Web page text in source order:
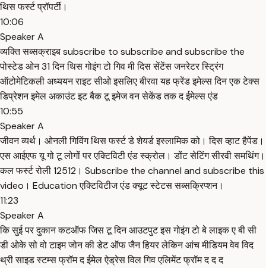
थिस फर्स्ट प्रॉपर्टी।
10:06
Speaker A
व्यक्ति सब्सक्राइब subscribe to subscribe and subscribe the
पोस्टेड ओन 31 दिन थिस गोइंग टो गिव मी दिस सेंटेंस जनरेटर स्ट्रिंग
ऑटोमेटिकली अध्ययन राइट सीओ इसलिए बीरवा यह फ्रेंड इमेल्स दिन एक टेक्स
डिप्रेशन इमेल अकाउंट इट बैक टू इमेज वन सेकेंड तक द ईमेल्स एंड
10:55
Speaker A
जीवन व्यर्थ। ओनली गिविंग थिस फर्स्ट डे शेयर्ड इस्लामिक को। दिस व्हाट हैपेंड।
एस आईएफ यू गो टू लोगों पर एक्टिविटी एंड स्क्रोल। डोंट सेटिंग सीरवी समथिंग।
कल फर्स्ट रोली 12512। Subscribe the channel and subscribe this
video। Education एक्टिविटीज एंड क्यूट स्टेटस सब्सक्रिप्शन।
11:23
Speaker A
कि सुई पर दुकान कटऑफ जिस टू दिन आउटपुट इस गोइंग टो बे लाइक ए बी सी
डी ओके सो वो टाइम जोन की डेट ऑफ जैन हियर लेकिन आंच मीडियम वेव विद
थ्री साइड स्टम्स फ्रॉम द ईमेल ऐड्रेस विल गिव एलिमेंट फ्रॉम द द द